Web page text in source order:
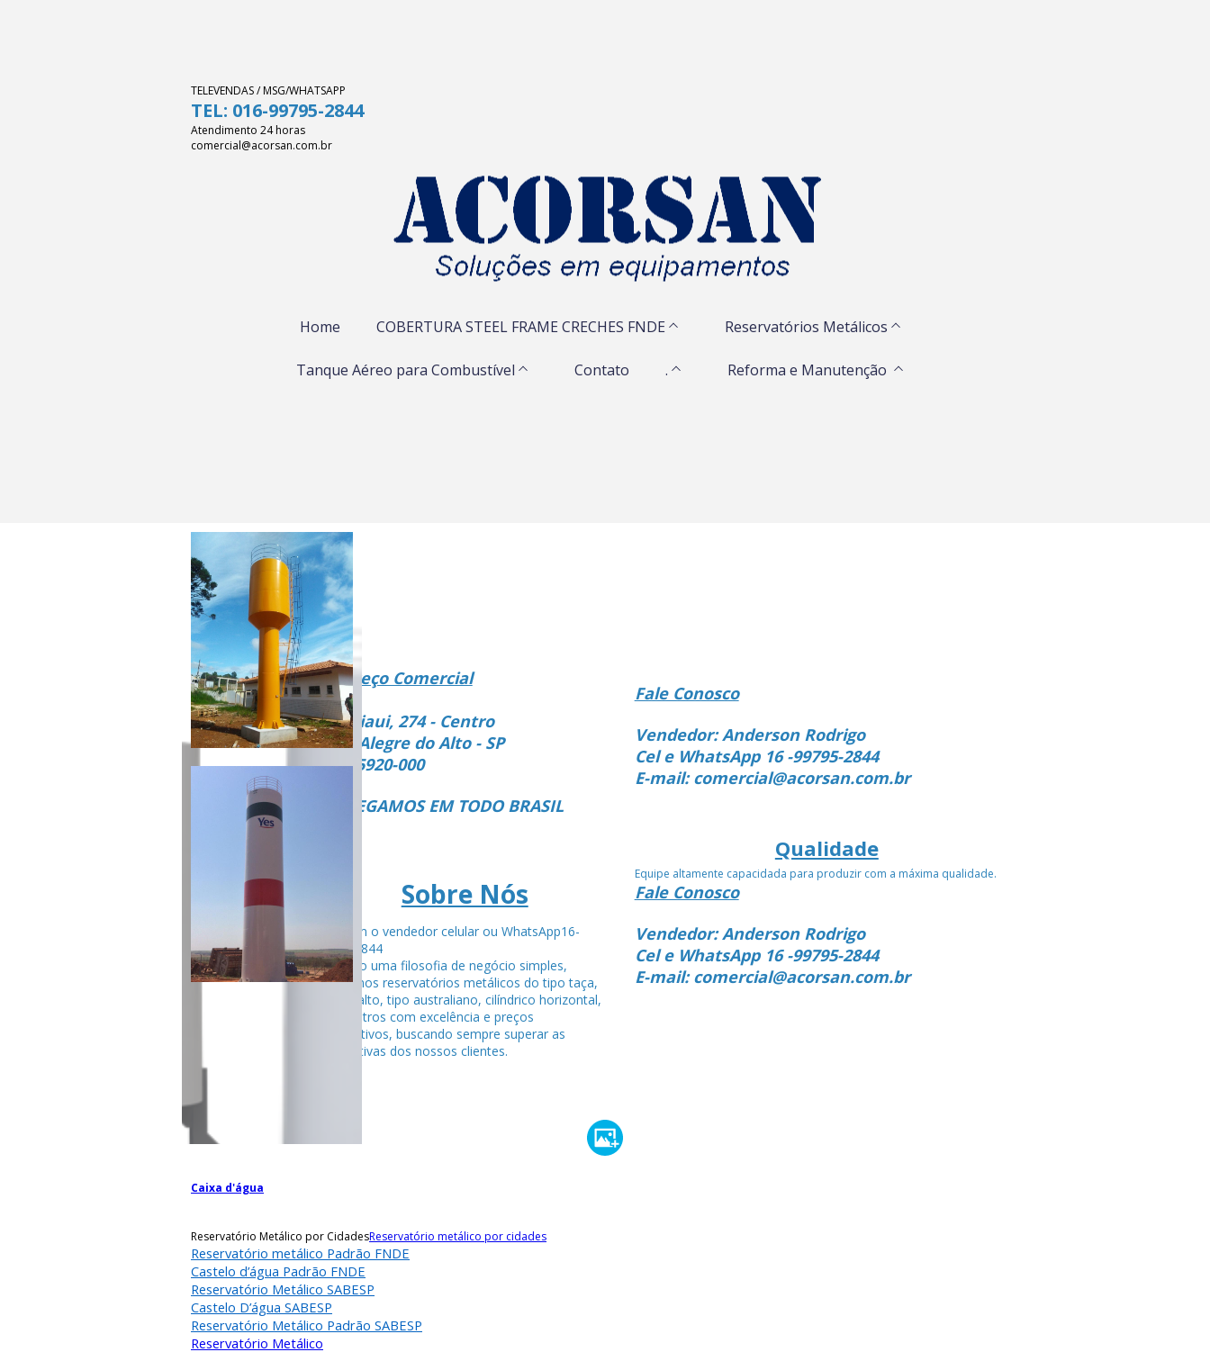
TELEVENDAS / MSG/WHATSAPP
TEL: 016-99795-2844
Atendimento 24 horas
comercial@acorsan.com.br
Home COBERTURA STEEL FRAME CRECHES FNDE Reservatórios Metálicos
Tanque Aéreo para Combustível Contato . Reforma e Manutenção
Endereço Comercial
Rua Piaui, 274 - Centro
Vista Alegre do Alto - SP
CEP 15920-000
ENTREGAMOS EM TODO BRASIL
Sobre Nós
Fale com o vendedor celular ou WhatsApp16-
99795-2844
Seguindo uma filosofia de negócio simples,
fabricamos reservatórios metálicos do tipo taça,
tubular alto, tipo australiano, cilíndrico horizontal,
entre outros com excelência e preços
competitivos, buscando sempre superar as
espectativas dos nossos clientes.
Fale Conosco
Vendedor: Anderson Rodrigo
Cel e WhatsApp 16 -99795-2844
E-mail: comercial@acorsan.com.br
Qualidade
Equipe altamente capacidada para produzir com a máxima qualidade.
Fale Conosco
Vendedor: Anderson Rodrigo
Cel e WhatsApp 16 -99795-2844
E-mail: comercial@acorsan.com.br
Caixa d'água
Reservatório Metálico por CidadesReservatório metálico por cidades
Reservatório metálico Padrão FNDE
Castelo d’água Padrão FNDE
Reservatório Metálico SABESP
Castelo D’água SABESP
Reservatório Metálico Padrão SABESP
Reservatório Metálico